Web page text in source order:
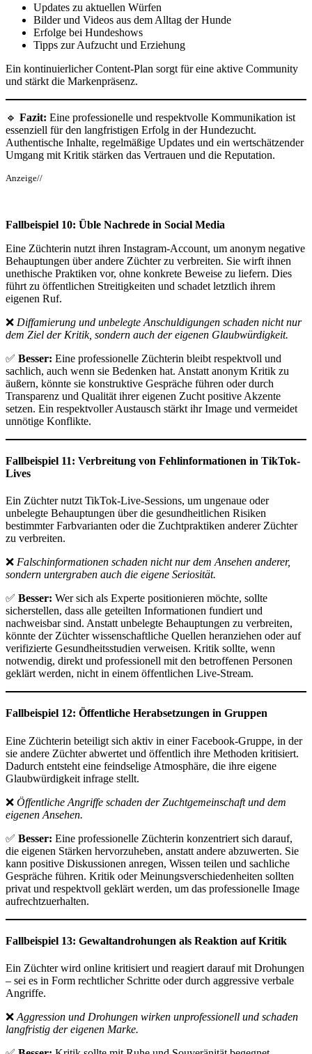
Updates zu aktuellen Würfen
Bilder und Videos aus dem Alltag der Hunde
Erfolge bei Hundeshows
Tipps zur Aufzucht und Erziehung
Ein kontinuierlicher Content-Plan sorgt für eine aktive Community
und stärkt die Markenpräsenz.
🔹 Fazit: Eine professionelle und respektvolle Kommunikation ist
essenziell für den langfristigen Erfolg in der Hundezucht.
Authentische Inhalte, regelmäßige Updates und ein wertschätzender
Umgang mit Kritik stärken das Vertrauen und die Reputation.
Anzeige//
Fallbeispiel 10: Üble Nachrede in Social Media
Eine Züchterin nutzt ihren Instagram-Account, um anonym negative
Behauptungen über andere Züchter zu verbreiten. Sie wirft ihnen
unethische Praktiken vor, ohne konkrete Beweise zu liefern. Dies
führt zu öffentlichen Streitigkeiten und schadet letztlich ihrem
eigenen Ruf.
❌ Diffamierung und unbelegte Anschuldigungen schaden nicht nur
dem Ziel der Kritik, sondern auch der eigenen Glaubwürdigkeit.
✅ Besser: Eine professionelle Züchterin bleibt respektvoll und
sachlich, auch wenn sie Bedenken hat. Anstatt anonym Kritik zu
äußern, könnte sie konstruktive Gespräche führen oder durch
Transparenz und Qualität ihrer eigenen Zucht positive Akzente
setzen. Ein respektvoller Austausch stärkt ihr Image und vermeidet
unnötige Konflikte.
Fallbeispiel 11: Verbreitung von Fehlinformationen in TikTok-
Lives
Ein Züchter nutzt TikTok-Live-Sessions, um ungenaue oder
unbelegte Behauptungen über die gesundheitlichen Risiken
bestimmter Farbvarianten oder die Zuchtpraktiken anderer Züchter
zu verbreiten.
❌ Falschinformationen schaden nicht nur dem Ansehen anderer,
sondern untergraben auch die eigene Seriosität.
✅ Besser: Wer sich als Experte positionieren möchte, sollte
sicherstellen, dass alle geteilten Informationen fundiert und
nachweisbar sind. Anstatt unbelegte Behauptungen zu verbreiten,
könnte der Züchter wissenschaftliche Quellen heranziehen oder auf
verifizierte Gesundheitsstudien verweisen. Kritik sollte, wenn
notwendig, direkt und professionell mit den betroffenen Personen
geklärt werden, nicht in einem öffentlichen Live-Stream.
Fallbeispiel 12: Öffentliche Herabsetzungen in Gruppen
Eine Züchterin beteiligt sich aktiv in einer Facebook-Gruppe, in der
sie andere Züchter abwertet und öffentlich ihre Methoden kritisiert.
Dadurch entsteht eine feindselige Atmosphäre, die ihre eigene
Glaubwürdigkeit infrage stellt.
❌ Öffentliche Angriffe schaden der Zuchtgemeinschaft und dem
eigenen Ansehen.
✅ Besser: Eine professionelle Züchterin konzentriert sich darauf,
die eigenen Stärken hervorzuheben, anstatt andere abzuwerten. Sie
kann positive Diskussionen anregen, Wissen teilen und sachliche
Gespräche führen. Kritik oder Meinungsverschiedenheiten sollten
privat und respektvoll geklärt werden, um das professionelle Image
aufrechtzuerhalten.
Fallbeispiel 13: Gewaltandrohungen als Reaktion auf Kritik
Ein Züchter wird online kritisiert und reagiert darauf mit Drohungen
– sei es in Form rechtlicher Schritte oder durch aggressive verbale
Angriffe.
❌ Aggression und Drohungen wirken unprofessionell und schaden
langfristig der eigenen Marke.